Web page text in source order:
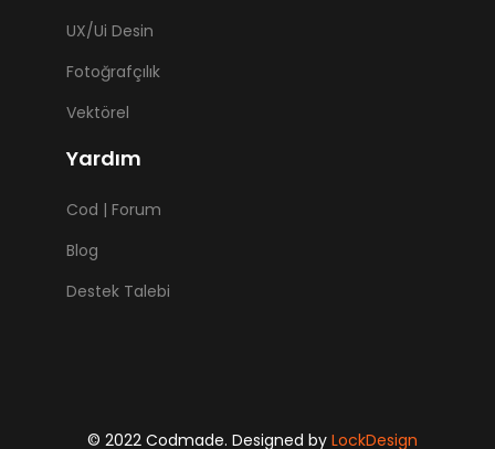
UX/Ui Desin
Fotoğrafçılık
Vektörel
Yardım
Cod | Forum
Blog
Destek Talebi
© 2022 Codmade. Designed byLockDesign